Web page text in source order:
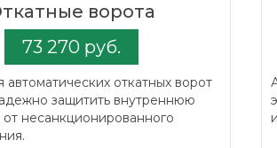
ворота
73 270 руб.
автоматических откатных ворот
защитить внутреннюю
несанкционированного